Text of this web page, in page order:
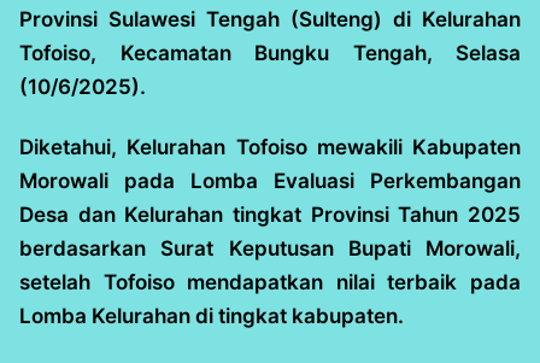
Provinsi Sulawesi Tengah (Sulteng) di Kelurahan
Tofoiso, Kecamatan Bungku Tengah, Selasa
(10/6/2025).
Diketahui, Kelurahan Tofoiso mewakili Kabupaten
Morowali pada Lomba Evaluasi Perkembangan
Desa dan Kelurahan tingkat Provinsi Tahun 2025
berdasarkan Surat Keputusan Bupati Morowali,
setelah Tofoiso mendapatkan nilai terbaik pada
Lomba Kelurahan di tingkat kabupaten.